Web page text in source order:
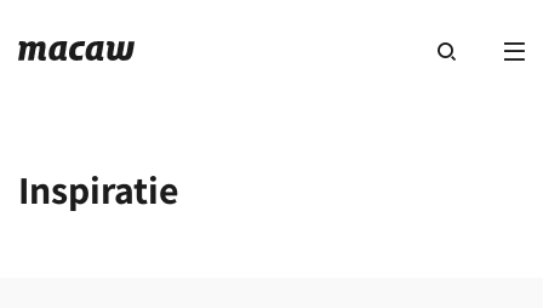
Inspiratie